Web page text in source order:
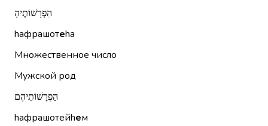
הַפְרָשׁוֹתֶיהָ
hафрашотеhа
Множественное число
Мужской род
הַפְרָשׁוֹתֵיהֶם
hафрашотейhем